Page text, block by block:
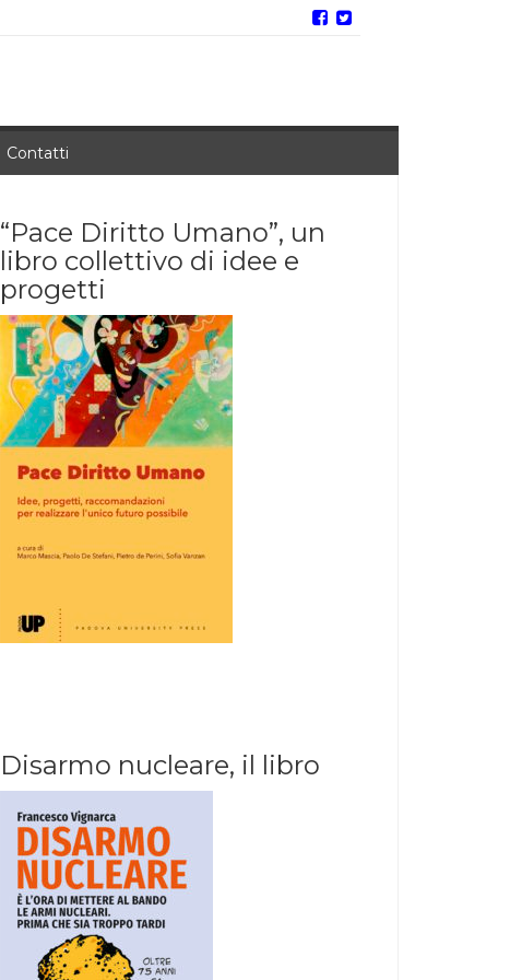
Contatti
“Pace Diritto Umano”, un
libro collettivo di idee e
progetti
Disarmo nucleare, il libro